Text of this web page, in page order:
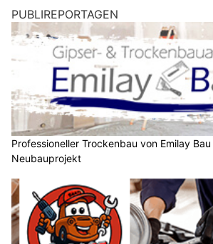
PUBLIREPORTAGEN
Professioneller Trockenbau von Emilay
Neubauprojekt